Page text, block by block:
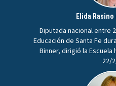
Elida
Diputada nacional entre
Educación de Santa Fe
Binner, dirigió la
22/